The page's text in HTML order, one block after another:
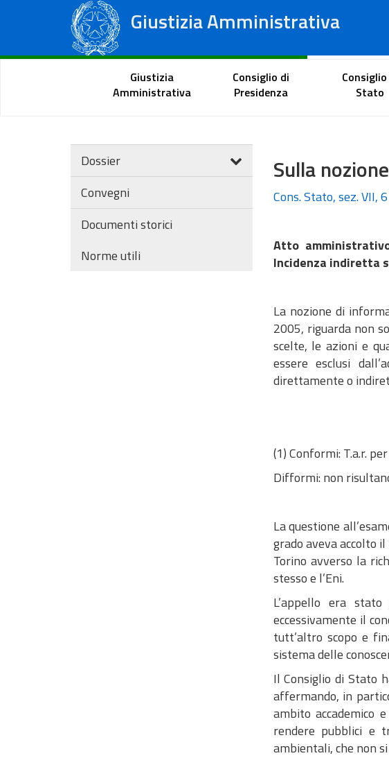
Giustizia Amministrativa
Tribunali Amministrativi Regionali
Portale del cittadino
Giustizia
Amministrativa
Consiglio di
Presidenza
Stato
Dossier
Convegni
Documenti storici
Norme utili
Sulla
Cons. Stato, sez. VII,
Atto
Incidenza indiretta
La nozione di
2005, riguarda non
scelte, le azioni e
essere esclusi
direttamente o
(1) Conformi: T.a.r.
Difformi: non
La questione
grado aveva accolto
Torino avverso la
stesso e l’Eni.
L’appello era
eccessivamente il
tutt’altro scopo e
sistema delle
Il Consiglio di Stato
affermando, in
ambito accademico
rendere pubblici e
ambientali, che non